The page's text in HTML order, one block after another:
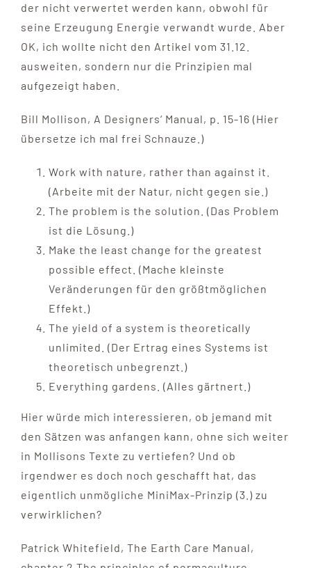
der nicht verwertet werden kann, obwohl für
seine Erzeugung Energie verwandt wurde. Aber
OK, ich wollte nicht den Artikel vom 31.12.
ausweiten, sondern nur die Prinzipien mal
aufgezeigt haben.
Bill Mollison, A Designers‘ Manual, p. 15-16 (Hier
übersetze ich mal frei Schnauze.)
Work with nature, rather than against it.
(Arbeite mit der Natur, nicht gegen sie.)
The problem is the solution. (Das Problem
ist die Lösung.)
Make the least change for the greatest
possible effect. (Mache kleinste
Veränderungen für den größtmöglichen
Effekt.)
The yield of a system is theoretically
unlimited. (Der Ertrag eines Systems ist
theoretisch unbegrenzt.)
Everything gardens. (Alles gärtnert.)
Hier würde mich interessieren, ob jemand mit
den Sätzen was anfangen kann, ohne sich weiter
in Mollisons Texte zu vertiefen? Und ob
irgendwer es doch noch geschafft hat, das
eigentlich unmögliche MiniMax-Prinzip (3.) zu
verwirklichen?
Patrick Whitefield, The Earth Care Manual,